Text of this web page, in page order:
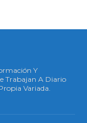
Y
Trabajan A Diario
Variada.